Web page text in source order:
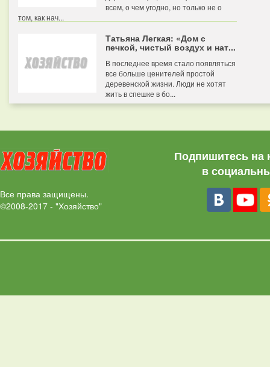
всем, о чем угодно, но только не о
том, как нач...
Татьяна Легкая: «Дом с
печкой, чистый воздух и нат...
В последнее время стало появляться
все больше ценителей простой
деревенской жизни. Люди не хотят
жить в спешке в бо...
Все права защищены.
©2008-2017 - "Хозяйство"
Подпишитесь на
в